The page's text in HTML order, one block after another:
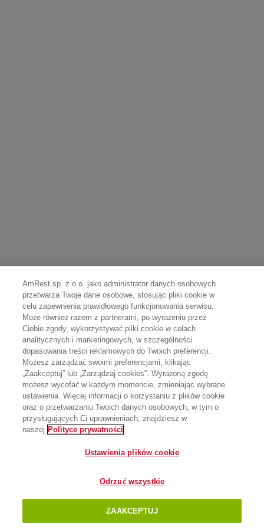
AmRest sp. z o.o. jako administrator danych osobowych
przetwarza Twoje dane osobowe, stosując pliki cookie w
celu zapewnienia prawidłowego funkcjonowania serwisu.
Może również razem z partnerami, po wyrażeniu przez
Ciebie zgody, wykorzystywać pliki cookie w celach
analitycznych i marketingowych, w szczególności
dopasowania treści reklamowych do Twoich preferencji.
Możesz zarządzać swoimi preferencjami, klikając
„Zaakceptuj” lub „Zarządzaj cookies”. Wyrażoną zgodę
możesz wycofać w każdym momencie, zmieniając wybrane
ustawienia. Więcej informacji o korzystaniu z plików cookie
oraz o przetwarzaniu Twoich danych osobowych, w tym o
przysługujących Ci uprawnieniach, znajdziesz w
naszej Polityce prywatności
Ustawienia plików cookie
Odrzuć wszystkie
ZAAKCEPTUJ